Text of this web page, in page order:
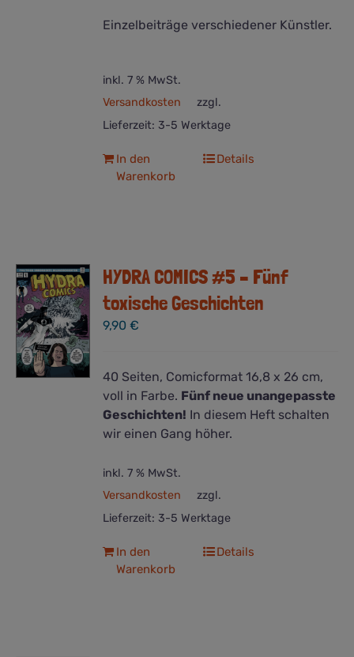
Einzelbeiträge verschiedener Künstler.
inkl. 7 % MwSt.
zzgl.
Versandkosten
Lieferzeit: 3-5 Werktage
In den
Warenkorb
Details
HYDRA COMICS #5 – Fünf
toxische Geschichten
9,90€
40 Seiten, Comicformat 16,8 x 26 cm,
voll in Farbe. Fünf neue unangepasste
Geschichten! In diesem Heft schalten
wir einen Gang höher.
inkl. 7 % MwSt.
zzgl.
Versandkosten
Lieferzeit: 3-5 Werktage
In den
Warenkorb
Details